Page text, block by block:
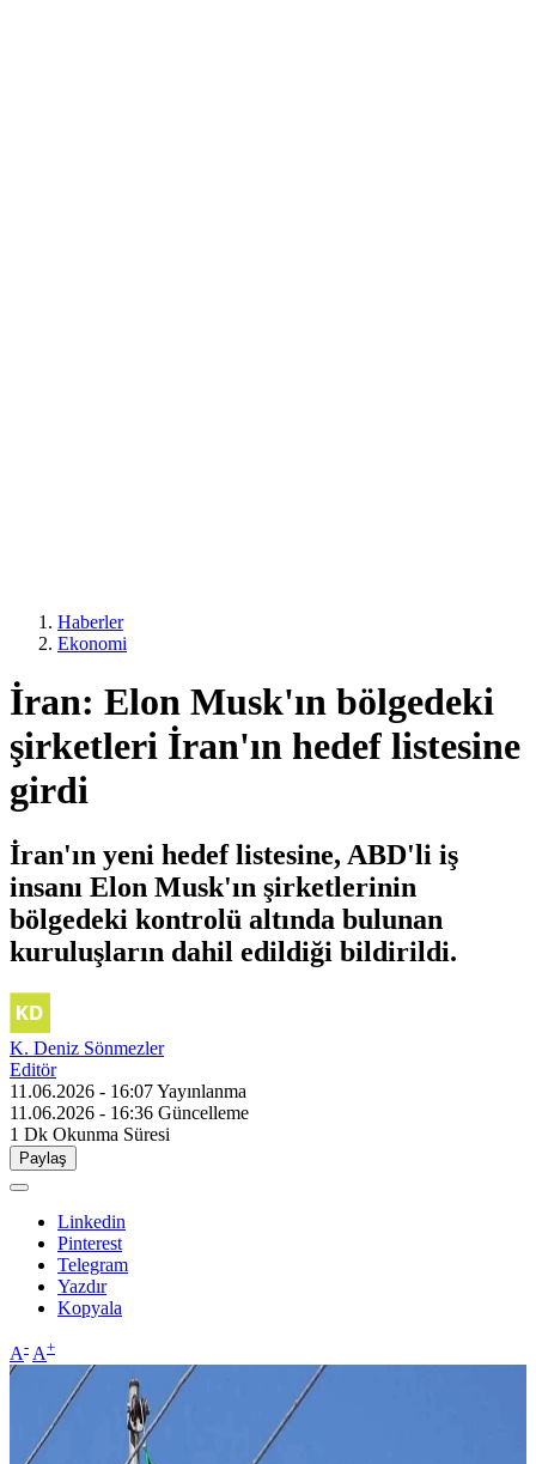
Haberler
Ekonomi
İran: Elon Musk'ın bölgedeki
şirketleri İran'ın hedef listesine
girdi
İran'ın yeni hedef listesine, ABD'li iş
insanı Elon Musk'ın şirketlerinin
bölgedeki kontrolü altında bulunan
kuruluşların dahil edildiği bildirildi.
K. Deniz Sönmezler
Editör
11.06.2026 - 16:07Yayınlanma
11.06.2026 - 16:36 Güncelleme
1 Dk Okunma Süresi
Paylaş
Linkedin
Pinterest
Telegram
Yazdır
Kopyala
A- A+